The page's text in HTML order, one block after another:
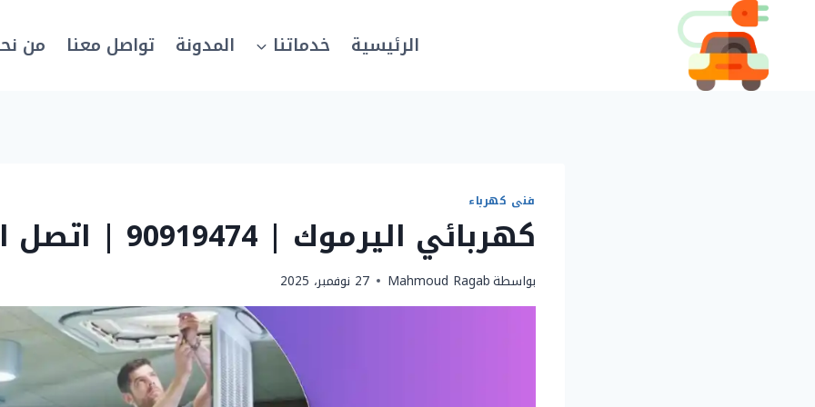
المحتوى
الرئيسية خدماتنا المدونة تواصل معنا من
فنى كهرباء
كهربائي اليرموك | 90919474 | اتصل الان
بواسطةMahmoud Ragab 27 نوفمبر، 2025